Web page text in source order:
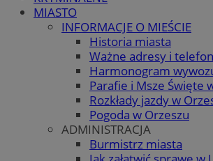
MIASTO
INFORMACJE O MIEŚCIE
Historia miasta
Ważne adresy i
Harmonogram
Parafie i Msze Święte
Rozkłady jazdy w
Pogoda w Orzeszu
ADMINISTRACJA
Burmistrz miasta